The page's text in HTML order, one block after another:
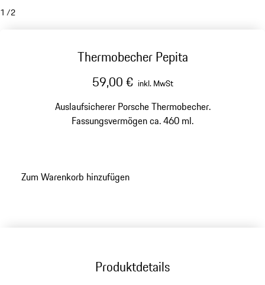
1 /2
Thermobecher Pepita
59,00 € inkl. MwSt
Auslaufsicherer Porsche Thermobecher.
Fassungsvermögen ca. 460 ml.
Zum Warenkorb hinzufügen
Produktdetails